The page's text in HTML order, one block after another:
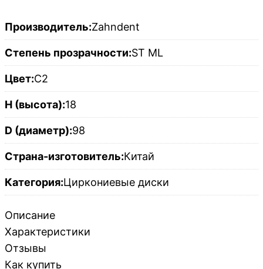
Производитель:Zahndent
Степень прозрачности:ST ML
Цвет:C2
H (высота):18
D (диаметр):98
Страна-изготовитель:Китай
Категория:Циркониевые диски
Описание
Характеристики
Отзывы
Как купить